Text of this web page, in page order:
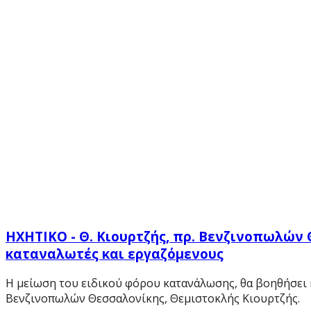
ΗΧΗΤΙΚΟ - Θ. Κιουρτζής, πρ. Βενζινοπωλών
καταναλωτές και εργαζόμενους
Η μείωση του ειδικού φόρου κατανάλωσης, θα
Βενζινοπωλών Θεσσαλονίκης, Θεμιστοκλής Κιουρτζής.